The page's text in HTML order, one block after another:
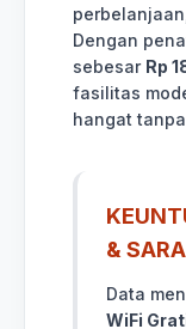
Dengan
sebesar Rp
fasilitas
hangat
&
Data
WiFi